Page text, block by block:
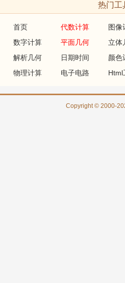
热门工
首页 代数计算 图像
数字计算
平面几何 立体
解析几何
日期时间 颜色
物理计算
电子电路 Html
Copyright © 2000-